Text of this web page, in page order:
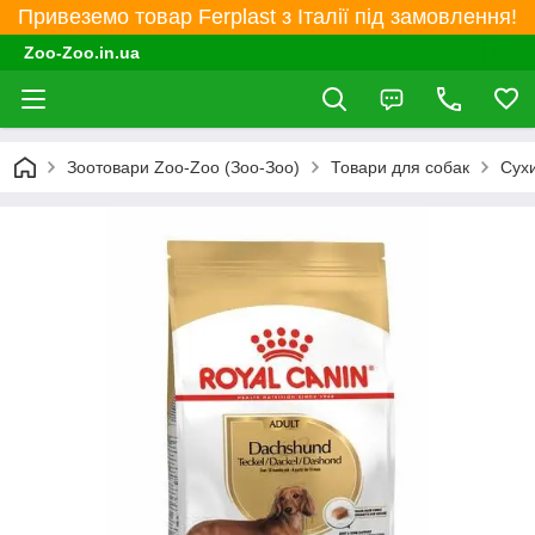
Привеземо товар Ferplast з Італії під замовлення!
Zoo-Zoo.in.ua
Зоотовари Zoo-Zoo (Зоо-Зоо) Товари для собак